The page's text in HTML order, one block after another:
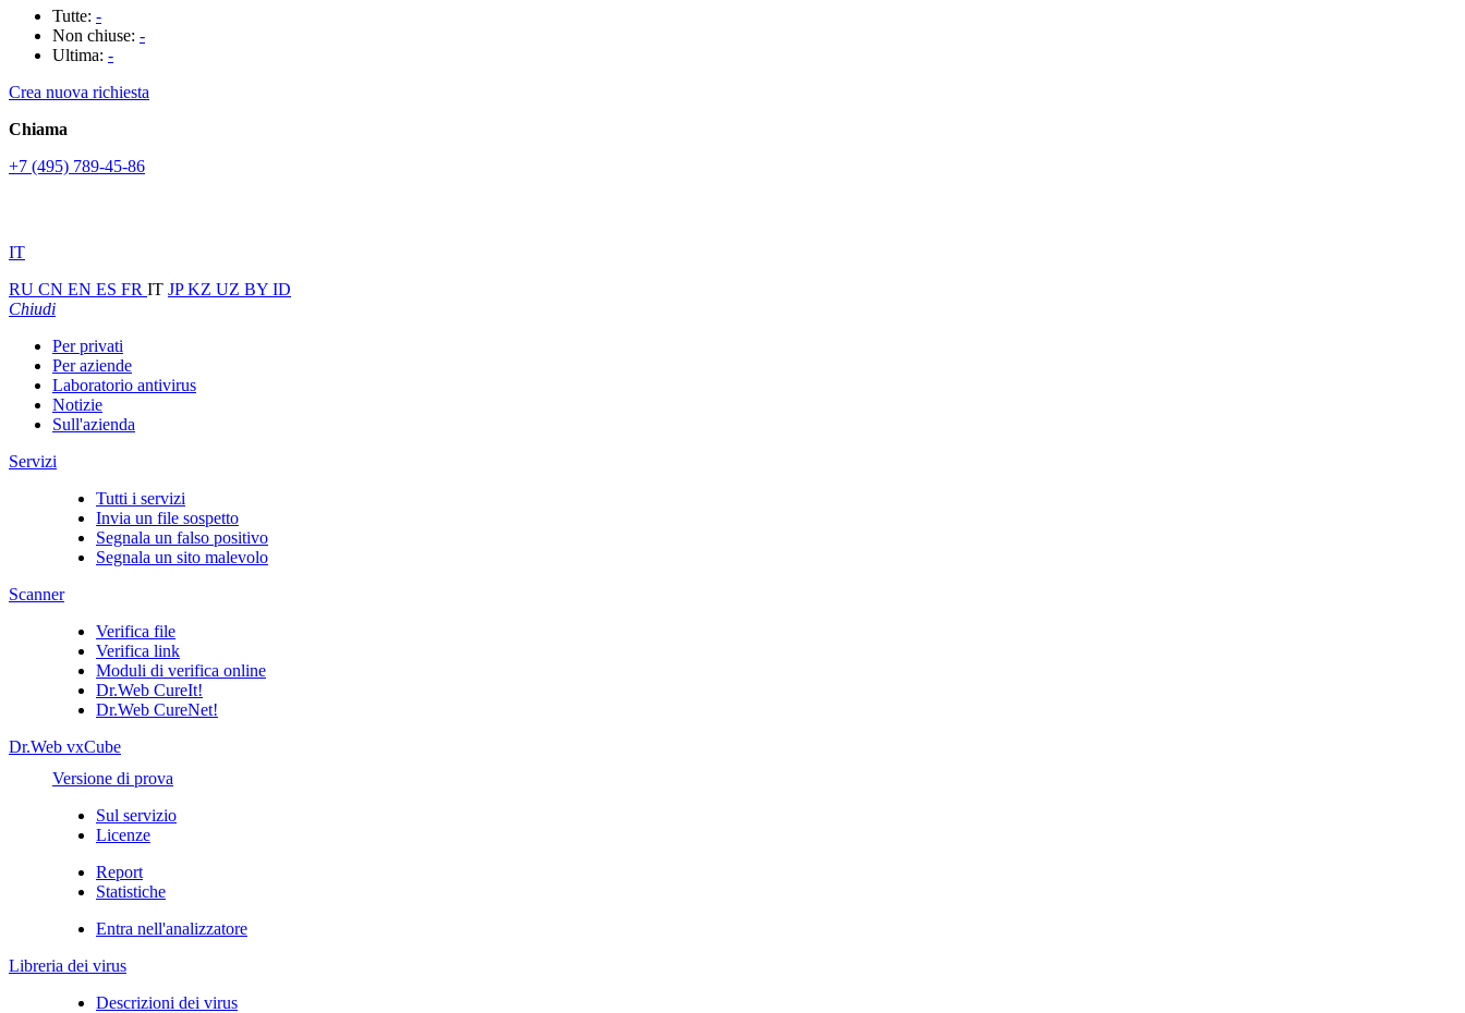
Tutte: -
Non chiuse: -
Ultima: -
Crea nuova richiesta
Chiama
+7 (495) 789-45-86
IT
RU CN EN ES FR IT JPKZ UZ BY ID
Chiudi
Per privati
Per aziende
Laboratorio antivirus
Notizie
Sull'azienda
Servizi
Tutti i servizi
Invia un file sospetto
Segnala un falso positivo
Segnala un sito malevolo
Scanner
Verifica file
Verifica link
Moduli di verifica online
Dr.Web CureIt!
Dr.Web CureNet!
Dr.Web vxCube
Versione di prova
Sul servizio
Licenze
Report
Statistiche
Entra nell'analizzatore
Libreria dei virus
Descrizioni dei virus